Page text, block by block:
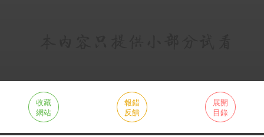
收藏
網站
報錯
反饋
展開
目錄